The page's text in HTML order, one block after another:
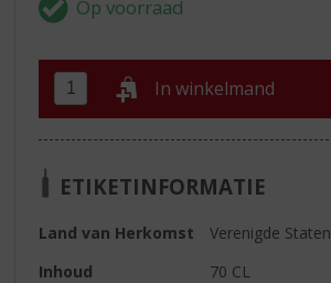
In winkelmand
ETIKETINFORMATIE
Land van Herkomst
Verenigde Staten
Inhoud
70 CL